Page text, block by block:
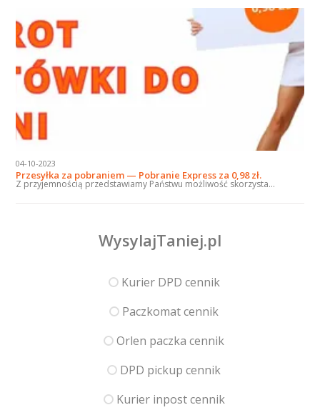
04-10-2023
Przesyłka za pobraniem — Pobranie Express za 0,98 zł.
Z przyjemnością przedstawiamy Państwu możliwość skorzysta...
WysylajTaniej.pl
Kurier DPD cennik
Paczkomat cennik
Orlen paczka cennik
DPD pickup cennik
Kurier inpost cennik